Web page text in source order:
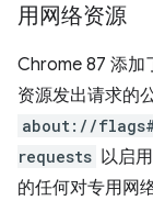
用网络资源
Chrome 87 添加
资源发出请求的
about://
requests 以启
的任何对专用网